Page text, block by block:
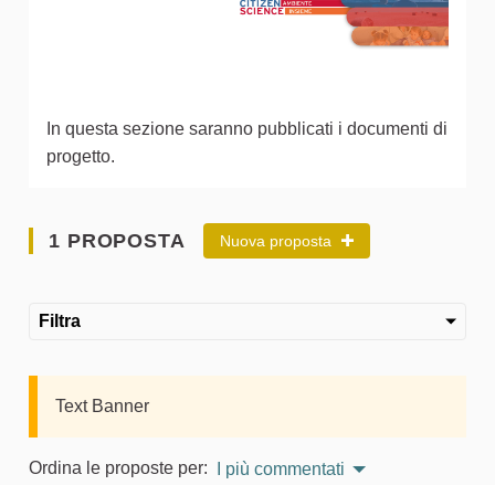
In questa sezione saranno pubblicati i documenti di
progetto.
1 PROPOSTA Nuova proposta
Filtra
Text Banner
Ordina le proposte per: I più commentati